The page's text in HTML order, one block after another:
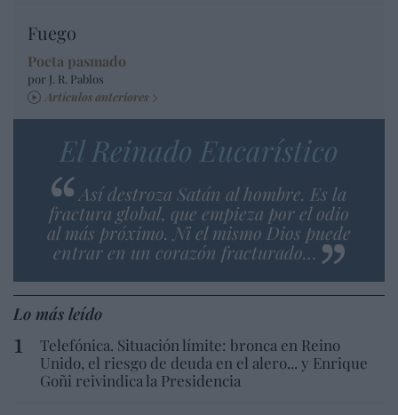
Fuego
Poeta pasmado
por J. R. Pablos
Artículos anteriores
El Reinado Eucarístico
Así destroza Satán al hombre. Es la
fractura global, que empieza por el odio
al más próximo. Ni el mismo Dios puede
entrar en un corazón fracturado…
Lo más leído
Telefónica. Situación límite: bronca en Reino
Unido, el riesgo de deuda en el alero... y Enrique
Goñi reivindica la Presidencia